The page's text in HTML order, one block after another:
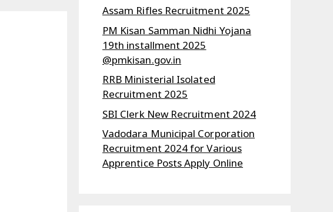
Assam Rifles Recruitment 2025
PM Kisan Samman Nidhi Yojana
19th installment 2025
@pmkisan.gov.in
RRB Ministerial Isolated
Recruitment 2025
SBI Clerk New Recruitment 2024
Vadodara Municipal Corporation
Recruitment 2024 for Various
Apprentice Posts Apply Online